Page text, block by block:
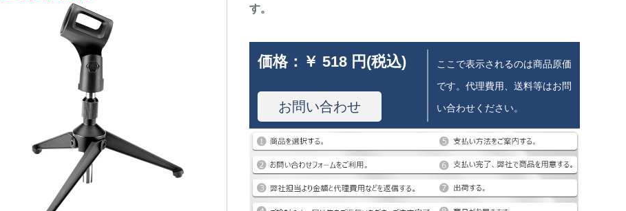
す。
価格： ￥ 518 円(税込)
お問い合わせ
ここで表示されるのは商品原価
です。代理費用、送料等はお問
い合わせください。